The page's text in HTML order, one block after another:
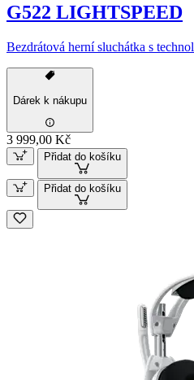
G522 LIGHTSPEED
Bezdrátová herní sluchátka s
Dárek k nákupu
3 999,00 Kč
Přidat do košíku
Přidat do košíku